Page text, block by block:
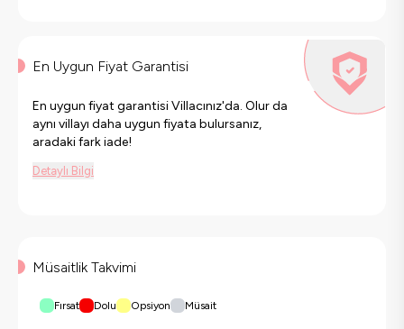
En Uygun Fiyat Garantisi
En uygun fiyat garantisi Villacınız'da. Olur da
aynı villayı daha uygun fiyata bulursanız,
aradaki fark iade!
Detaylı Bilgi
Müsaitlik Takvimi
Fırsat Dolu Opsiyon Müsait